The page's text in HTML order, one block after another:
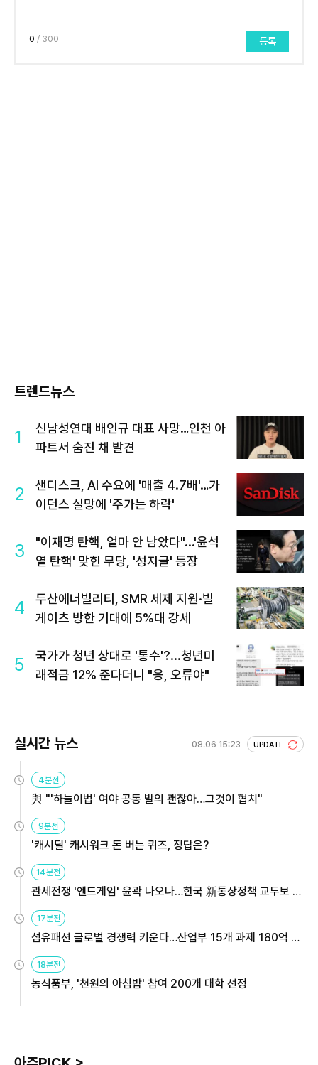
0 / 300 등록
트렌드뉴스
1
신남성연대 배인규 대표 사망…인천 아
파트서 숨진 채 발견
2
샌디스크, AI 수요에 '매출 4.7배'…가
이던스 실망에 '주가는 하락'
3
"이재명 탄핵, 얼마 안 남았다"...'윤석
열 탄핵' 맞힌 무당, '성지글' 등장
4
두산에너빌리티, SMR 세제 지원·빌
게이츠 방한 기대에 5%대 강세
5
국가가 청년 상대로 '통수'?...청년미
래적금 12% 준다더니 "응, 오류야"
실시간 뉴스 08.06 15:23 UPDATE
4분전
與 "'하늘이법' 여야 공동 발의 괜찮아…그것이 협치"
9분전
'캐시딜' 캐시워크 돈 버는 퀴즈, 정답은?
14분전
관세전쟁 '엔드게임' 윤곽 나오나…한국 新통상정책 교두보 활
17분전
섬유패션 글로벌 경쟁력 키운다…산업부 15개 과제 180억 지
18분전
농식품부, '천원의 아침밥' 참여 200개 대학 선정